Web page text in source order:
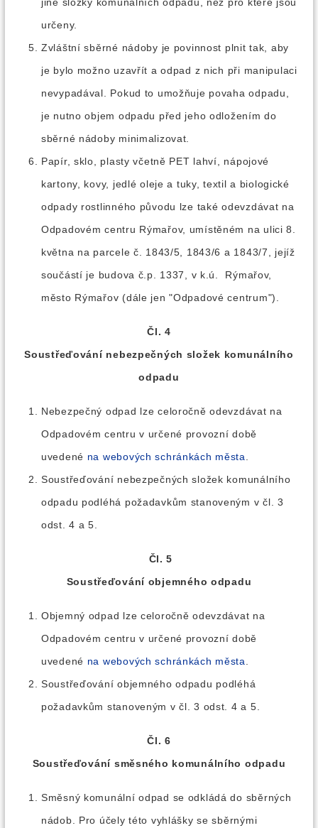
určeny.
Zvláštní sběrné nádoby je povinnost plnit tak, aby
je bylo možno uzavřít a odpad z nich při manipulaci
nevypadával. Pokud to umožňuje povaha odpadu,
je nutno objem odpadu před jeho odložením do
sběrné nádoby minimalizovat.
Papír, sklo, plasty včetně PET lahví, nápojové
kartony, kovy, jedlé oleje a tuky, textil a biologické
odpady rostlinného původu lze také odevzdávat na
Odpadovém centru Rýmařov, umístěném na ulici 8.
května na parcele č. 1843/5, 1843/6 a 1843/7, jejíž
součástí je budova č.p. 1337, v k.ú. Rýmařov,
město Rýmařov (dále jen "Odpadové centrum").
Čl. 4
Soustřeďování nebezpečných složek komunálního
odpadu
Nebezpečný odpad lze celoročně odevzdávat na
Odpadovém centru v určené provozní době
uvedené na webových schránkách města
Soustřeďování nebezpečných složek komunálního
odpadu podléhá požadavkům stanoveným v čl. 3
odst. 4 a 5.
Čl. 5
Soustřeďování objemného odpadu
Objemný odpad lze celoročně odevzdávat na
Odpadovém centru v určené provozní době
uvedené na webových schránkách města
Soustřeďování objemného odpadu podléhá
požadavkům stanoveným v čl. 3 odst. 4 a 5.
Čl. 6
Soustřeďování směsného komunálního odpadu
Směsný komunální odpad se odkládá do sběrných
nádob. Pro účely této vyhlášky se sběrnými